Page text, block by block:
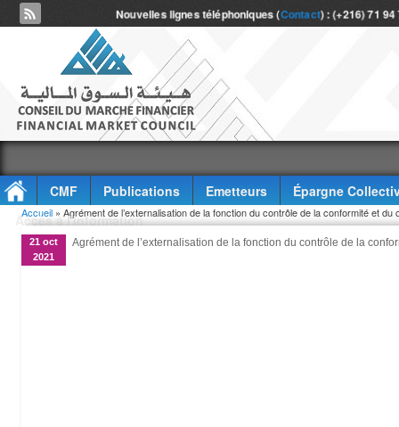
Nouvelles lignes téléphoniques (Contact) : (+216) 71
CMF Publications Emetteurs
Épargne
Accès à l'information
Vous êtes ici
Accueil » Agrément de l’externalisation de la fonction du contrôle de la conformité et
21 oct
2021
Agrément de l’externalisation de la fonction du contrôle de la